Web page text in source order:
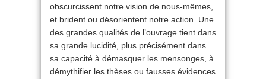
obscurcissent notre vision de nous-mêmes,
et brident ou désorientent notre action. Une
des grandes qualités de l’ouvrage tient dans
sa grande lucidité, plus précisément dans
sa capacité à démasquer les mensonges, à
démythifier les thèses ou fausses évidences